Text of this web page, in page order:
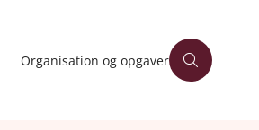
Organisation og opgaver